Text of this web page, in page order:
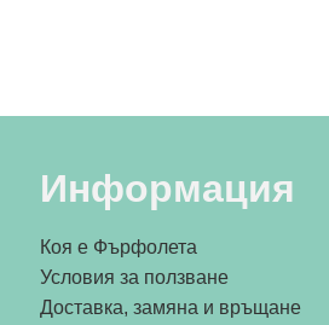
Информация
Коя е Фърфолета
Условия за ползване
Доставка, замяна и връщане